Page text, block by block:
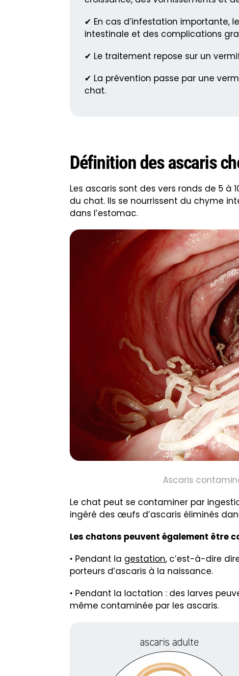
✔ En cas d’infestation importante,
intestinale et des complications
✔ Le traitement repose sur un
✔ La prévention passe par une
chat.
Définition des ascaris
Les ascaris sont des vers ronds de 5 à
du chat. Ils se nourrissent du chyme
dans l’estomac.
Ascaris
Le chat peut se contaminer par
ingéré des œufs d’ascaris éliminés
Les chatons peuvent également être
• Pendant la gestation, c’est-à-dire
porteurs d’ascaris à la naissance.
• Pendant la lactation : des larves
même contaminée par les ascaris.